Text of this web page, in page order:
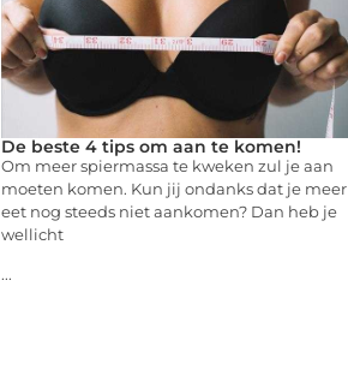
De beste 4 tips om aan te komen!
Om meer spiermassa te kweken zul je aan
moeten komen. Kun jij ondanks dat je meer
eet nog steeds niet aankomen? Dan heb je
wellicht
...